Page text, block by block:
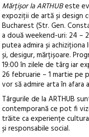
Mărțișor la ARTHUBeste
expoziții de artă și design
Bucharest (Str. Gen.
a două weekend-uri: 24 –
putea admira și
și, desigur, mărțișoare.
19:00 în zilele de târg iar
26 februarie – 1 martie pe
vor să admire arta în afara
Târgurile de la ARTHUB
contemporană ce pot fi
trăite ca experiențe
și responsabile social.